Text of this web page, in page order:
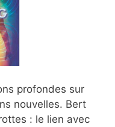
profondes sur
nouvelles. Bert
: le lien avec